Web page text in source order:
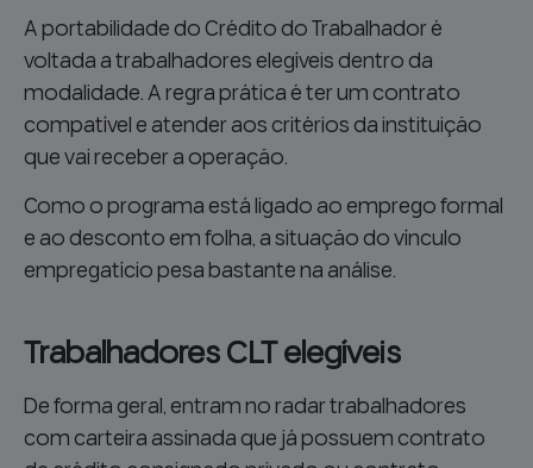
A portabilidade do Crédito do Trabalhador é
voltada a trabalhadores elegíveis dentro da
modalidade. A regra prática é ter um contrato
compatível e atender aos critérios da instituição
que vai receber a operação.
Como o programa está ligado ao emprego formal
e ao desconto em folha, a situação do vínculo
empregatício pesa bastante na análise.
Trabalhadores CLT elegíveis
De forma geral, entram no radar trabalhadores
com carteira assinada que já possuem contrato